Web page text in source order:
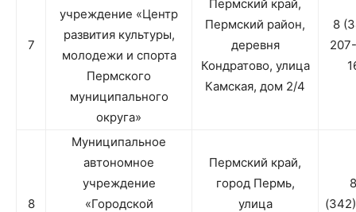
7
учреждение «Центр
развития культуры,
молодежи и спорта
Пермского
муниципального
округа»
Пермский край,
Пермский район,
деревня
Кондратово, улица
Камская, дом 2/4
8
8
Муниципальное
автономное
учреждение
«Городской
Пермский край,
город Пермь,
улица
8